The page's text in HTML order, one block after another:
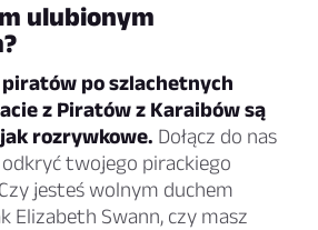
ulubionym
piratów po szlachetnych
z Piratów z Karaibów są
rozrywkowe. Dołącz do nas
twojego pirackiego
jesteś wolnym duchem
Elizabeth Swann, czy masz